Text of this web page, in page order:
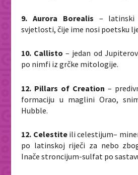
9. Aurora Borealis – latinski
svjetlosti, čije ime nosi poetsku
10. Callisto – jedan od
po nimfi iz grčke mitologije.
12. Pillars of Creation –
formaciju u maglini Orao,
Hubble.
12. Celestiteili celestijum–
po latinskoj riječi za nebo
Inače stroncijum-sulfat po